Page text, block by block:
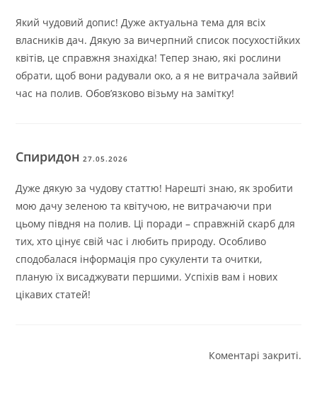
Який чудовий допис! Дуже актуальна тема для всіх
власників дач. Дякую за вичерпний список посухостійких
квітів, це справжня знахідка! Тепер знаю, які рослини
обрати, щоб вони радували око, а я не витрачала зайвий
час на полив. Обов’язково візьму на замітку!
Спиридон 27.05.2026
Дуже дякую за чудову статтю! Нарешті знаю, як зробити
мою дачу зеленою та квітучою, не витрачаючи при
цьому півдня на полив. Ці поради – справжній скарб для
тих, хто цінує свій час і любить природу. Особливо
сподобалася інформація про сукуленти та очитки,
планую їх висаджувати першими. Успіхів вам і нових
цікавих статей!
Коментарі закриті.